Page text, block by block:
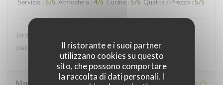
Il ristorante e i suoi partner
utilizzano cookies su questo
sito, che possono comportare
la raccolta di dati personali. I
Servizio : 5/5 Atmosfera : 4/5 Cucina : 5/5 Qualità / Prezzo : 5/5
Jardin terrasse très agréable et équipe sympathique! Les
plats sont beaux et bons. Cuisine raffinée et recherchée
Maeva